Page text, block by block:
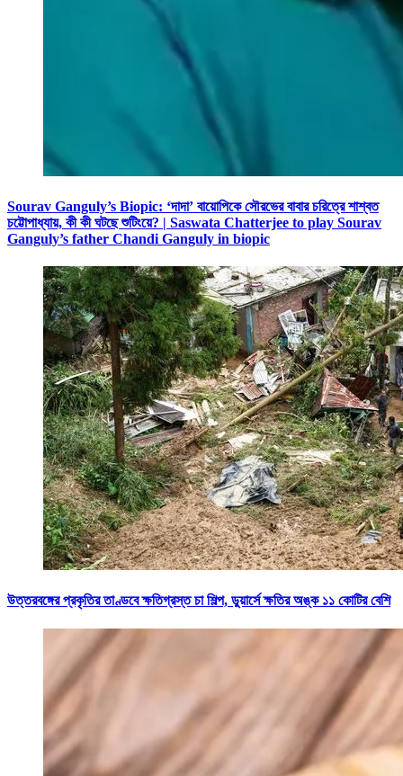
Sourav Ganguly’s Biopic: ‘দাদা’ বায়োপিকে সৌরভের বাবার চরিত্রে শাশ্বত
চট্টোপাধ্যায়, কী কী ঘটছে শুটিংয়ে? | Saswata Chatterjee to play Sourav
Ganguly’s father Chandi Ganguly in biopic
উত্তরবঙ্গের প্রকৃতির তাণ্ডবে ক্ষতিগ্রস্ত চা শিল্প, ডুয়ার্সে ক্ষতির অঙ্ক ১১ কোটির বেশি